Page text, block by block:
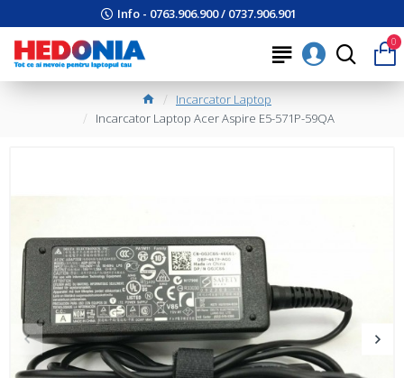
Info - 0763.906.900 / 0737.906.901
0
Incarcator Laptop
Incarcator Laptop Acer Aspire E5-571P-59QA